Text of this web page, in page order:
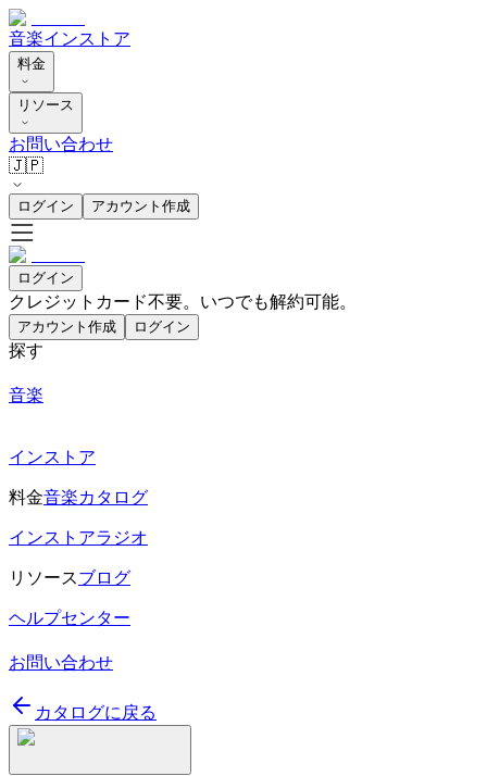
音楽インストア
料金
リソース
お問い合わせ
🇯🇵
ログイン アカウント作成
ログイン
クレジットカード不要。いつでも解約可能。
アカウント作成 ログイン
探す
音楽
インストア
料金音楽カタログ
インストアラジオ
リソースブログ
ヘルプセンター
お問い合わせ
カタログに戻る